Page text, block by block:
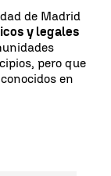
de Madrid
y legales
pero que
en